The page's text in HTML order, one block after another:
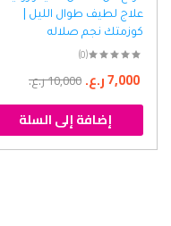
علاج لطيف طوال الليل |
كوزمتك نجم صلاله
(0)
10,000ر.ع. 7,000ر.ع.
إضافة إلى السلة